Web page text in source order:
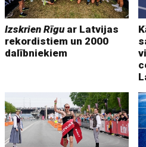
Izskrien Rīguar Latvijas
rekordistiem un 2000
dalībniekiem